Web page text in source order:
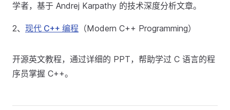
学者，基于 Andrej Karpathy 的技术深度分析文章。
2、 现代 C++ 编程 （Modern C++ Programming）
开源英文教程，通过详细的 PPT，帮助学过 C 语言的程
序员掌握 C++。